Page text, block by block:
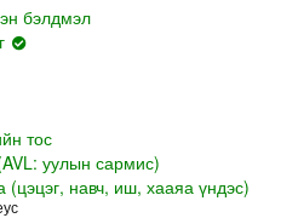
бэлдмэл
тос
уулын сармис)
(цэцэг, навч, иш, хааяа үндэс)